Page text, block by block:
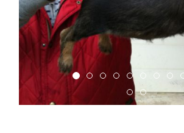
Cuidador con
ejemplar